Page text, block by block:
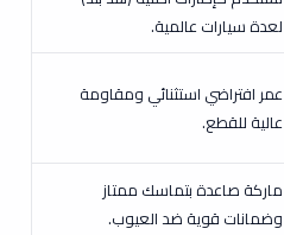
لعدة سيارات عالمية.
عمر افتراضي استثنائي ومقاومة
عالية للقطع.
ماركة صاعدة بتماسك ممتاز
وضمانات قوية ضد العيوب.